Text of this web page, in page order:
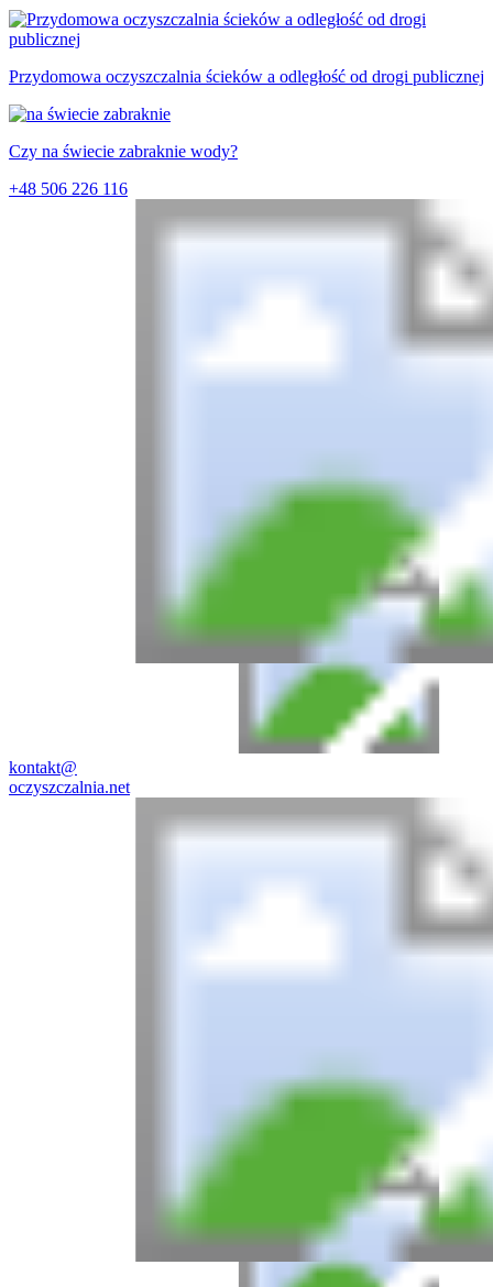
Przydomowa oczyszczalnia ścieków a odległość od drogi publicznej
Czy na świecie zabraknie wody?
+48 506 226 116
kontakt@
oczyszczalnia.net